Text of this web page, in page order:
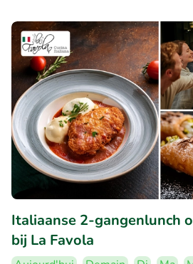
Italiaanse 2-gangenlunch
bij La Favola